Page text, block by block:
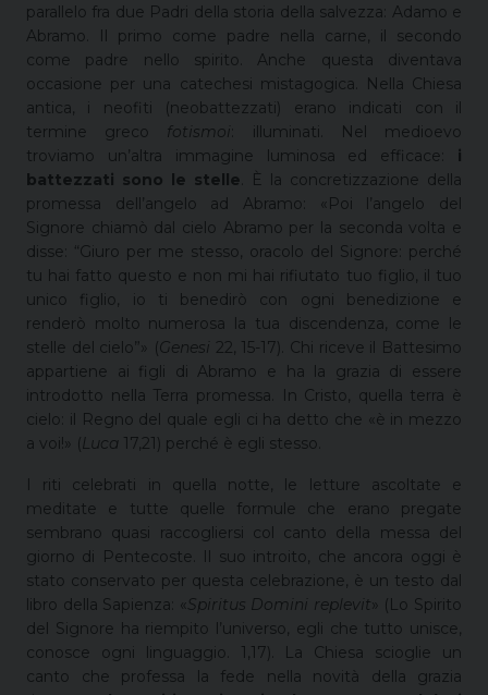
parallelo fra due Padri della storia della salvezza: Adamo e
Abramo. Il primo come padre nella carne, il secondo
come padre nello spirito. Anche questa diventava
occasione per una catechesi mistagogica. Nella Chiesa
antica, i neofiti (neobattezzati) erano indicati con il
termine greco fotismoi : illuminati. Nel medioevo
troviamo un’altra immagine luminosa ed efficace: i
battezzati sono le stelle . È la concretizzazione della
promessa dell’angelo ad Abramo: «Poi l’angelo del
Signore chiamò dal cielo Abramo per la seconda volta e
disse: “Giuro per me stesso, oracolo del Signore: perché
tu hai fatto questo e non mi hai rifiutato tuo figlio, il tuo
unico figlio, io ti benedirò con ogni benedizione e
renderò molto numerosa la tua discendenza, come le
stelle del cielo”» (Genesi 22, 15-17). Chi riceve il Battesimo
appartiene ai figli di Abramo e ha la grazia di essere
introdotto nella Terra promessa. In Cristo, quella terra è
cielo: il Regno del quale egli ci ha detto che «è in mezzo
a voi!» (Luca 17,21) perché è egli stesso.
I riti celebrati in quella notte, le letture ascoltate e
meditate e tutte quelle formule che erano pregate
sembrano quasi raccogliersi col canto della messa del
giorno di Pentecoste. Il suo introito, che ancora oggi è
stato conservato per questa celebrazione, è un testo dal
libro della Sapienza: «
Spiritus Domini replevit » (Lo Spirito
del Signore ha riempito l’universo, egli che tutto unisce,
conosce ogni linguaggio. 1,17). La Chiesa scioglie un
canto che professa la fede nella novità della grazia